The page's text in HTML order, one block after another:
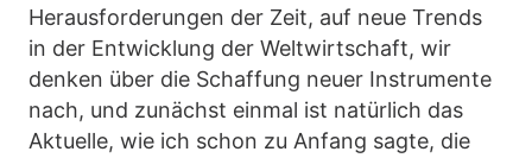
Herausforderungen der Zeit, auf neue Trends
in der Entwicklung der Weltwirtschaft, wir
denken über die Schaffung neuer Instrumente
nach, und zunächst einmal ist natürlich das
Aktuelle, wie ich schon zu Anfang sagte, die